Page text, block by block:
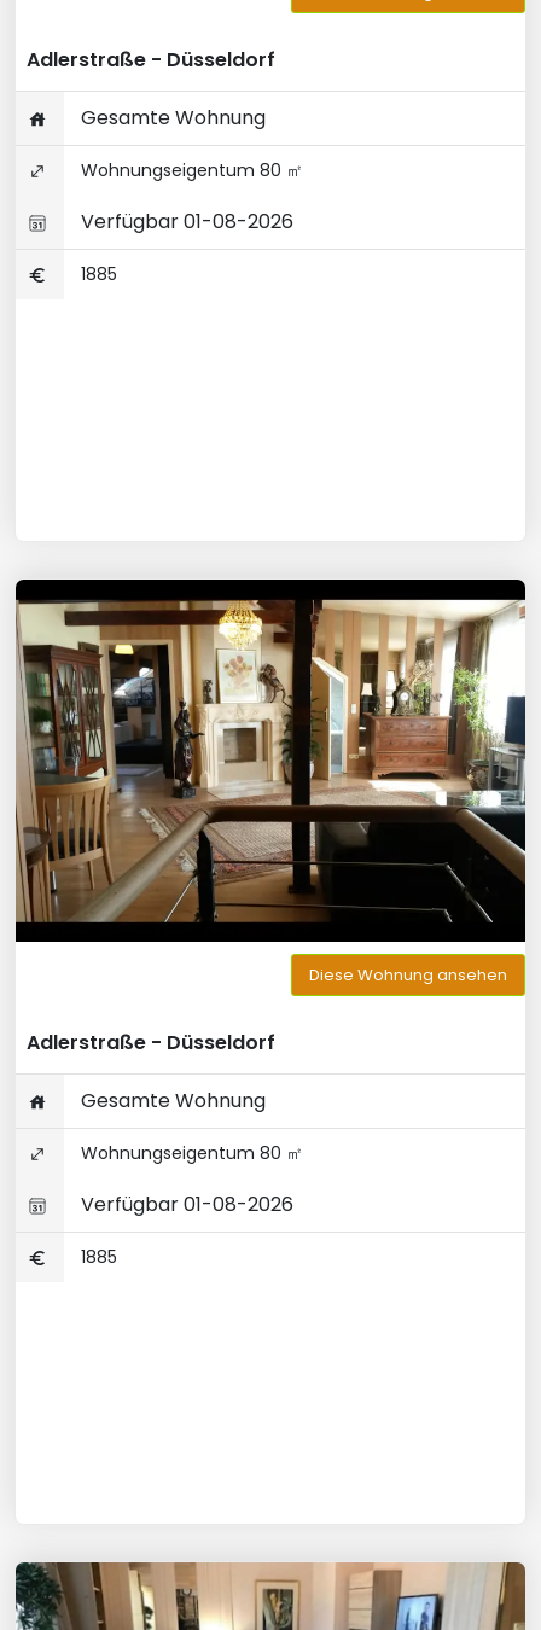
Adlerstraße - Düsseldorf
Gesamte Wohnung
Wohnungseigentum 80 ㎡
Verfügbar 01-08-2026
1885
Diese Wohnung ansehen
Adlerstraße - Düsseldorf
Gesamte Wohnung
Wohnungseigentum 80 ㎡
Verfügbar 01-08-2026
1885